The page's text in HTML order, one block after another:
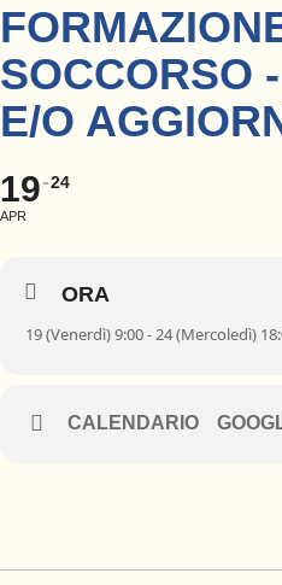
SOCCORSO
E/O
19
APR
24
ORA
19 (Venerdì) 9:00 - 24 (Mercoledì)
CALENDARIO